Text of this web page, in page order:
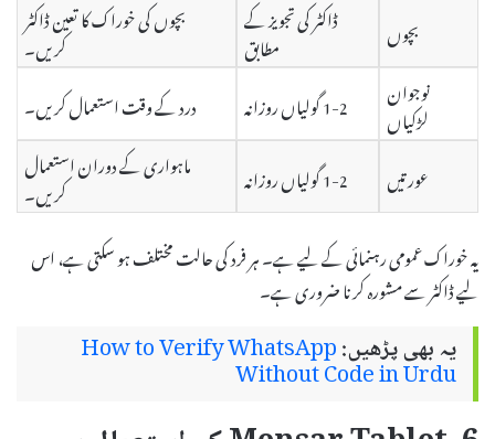
بچوں
ڈاکٹر کی تجویز کے
مطابق
بچوں کی خوراک کا تعین ڈاکٹر
کریں۔
نوجوان
لڑکیاں 1-2 گولیاں روزانہ
درد کے وقت استعمال کریں۔
عورتیں
1-2 گولیاں روزانہ ماہواری کے دوران استعمال
کریں۔
یہ خوراک عمومی رہنمائی کے لیے ہے۔ ہر فرد کی حالت مختلف ہو سکتی ہے، اس
لیے ڈاکٹر سے مشورہ کرنا ضروری ہے۔
یہ بھی پڑھیں:How to Verify WhatsApp
Without Code in Urdu